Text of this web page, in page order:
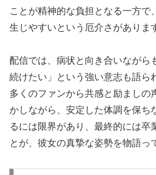
ことが精神的な負担となる一方で
生じやすいという厄介さがありま
配信では、病状と向き合いながら
続けたい」という強い意志も語ら
多くのファンから共感と励ましの
かしながら、安定した体調を保ち
るには限界があり、最終的には卒
とが、彼女の真摯な姿勢を物語っ